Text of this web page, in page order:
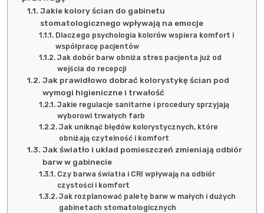
Jakie kolory ścian do gabinetu
stomatologicznego wpływają na emocje
Dlaczego psychologia kolorów wspiera komfort i
współpracę pacjentów
Jak dobór barw obniża stres pacjenta już od
wejścia do recepcji
Jak prawidłowo dobrać kolorystykę ścian pod
wymogi higieniczne i trwałość
Jakie regulacje sanitarne i procedury sprzyjają
wyborowi trwałych farb
Jak uniknąć błędów kolorystycznych, które
obniżają czytelność i komfort
Jak światło i układ pomieszczeń zmieniają odbiór
barw w gabinecie
Czy barwa światła i CRI wpływają na odbiór
czystości i komfort
Jak rozplanować paletę barw w małych i dużych
gabinetach stomatologicznych